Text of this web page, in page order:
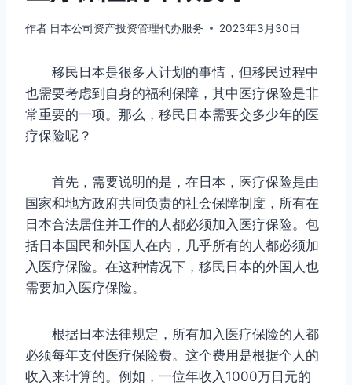
作者 日本公司资产投资管理代办服务 2023年3月30日
移民日本是很多人计划的事情，但移民过程中
也需要考虑到自身的福利保障，其中医疗保险是非
常重要的一项。那么，移民日本需要交多少年的医
疗保险呢？
首先，需要说明的是，在日本，医疗保险是由
国家和地方政府共同负责的社会保障制度，所有在
日本合法居住并工作的人都必须加入医疗保险。包
括日本国民和外国人在内，几乎所有的人都必须加
入医疗保险。在这种情况下，移民日本的外国人也
需要加入医疗保险。
根据日本法律规定，所有加入医疗保险的人都
必须每年支付医疗保险费。这个费用是根据个人的
收入来计算的。例如，一位年收入1000万日元的